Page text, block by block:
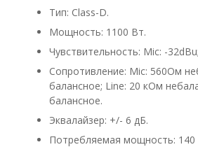
Тип: Class-D.
Мощность: 1100 Вт.
Чувствительность: Mic: -
Сопротивление: Mic: 560Ом
балансное; Line: 20 кОм
балансное.
Эквалайзер: +/- 6 дБ.
Потребляемая мощность: 140